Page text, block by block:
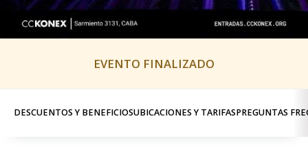
EVENTO FINALIZADO
DESCUENTOS Y BENEFICIOSUBICACIONES Y TARIFASPREGUNTAS